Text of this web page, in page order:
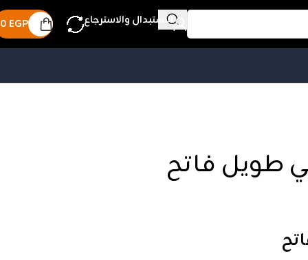
الاستبدال والاسترجاع 0 EGP